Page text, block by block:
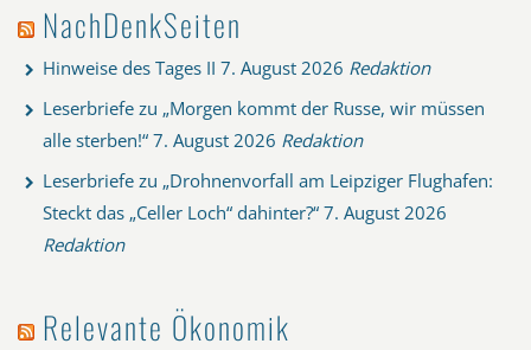
NachDenkSeiten
Hinweise des Tages II 7. August 2026 Redaktion
Leserbriefe zu „Morgen kommt der Russe, wir müssen
alle sterben!“ 7. August 2026 Redaktion
Leserbriefe zu „Drohnenvorfall am Leipziger Flughafen:
Steckt das „Celler Loch“ dahinter?“ 7. August 2026
Redaktion
Relevante Ökonomik